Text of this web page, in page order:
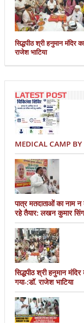
सिद्धपीठ श्री हनुमान मंदिर
राजेश भाटिया
LATEST POST
MEDICAL CAMP BY
पात्र मतदाताओं का नाम न
रहे तैयार: लखन कुमार
सिद्धपीठ श्री हनुमान
गया-:डॉ. राजेश भाटिया